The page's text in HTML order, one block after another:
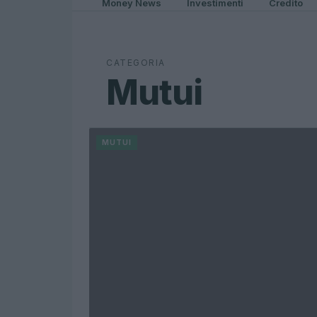
Money News Investimenti Credito
CATEGORIA
Mutui
MUTUI